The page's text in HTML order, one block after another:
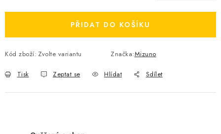
Moje objednávka
Obchodní podmínky
Velikostní tabulky
Kontakt
PŘIDAT DO KOŠÍKU
Kód zboží: Zvolte variantu Značka:Mizuno
Tisk Zeptat se Hlídat Sdílet